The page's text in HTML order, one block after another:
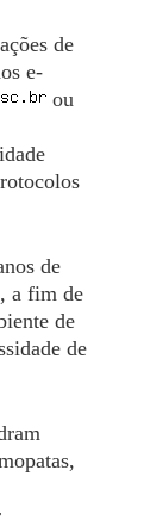
de
e-
ou
de
a fim de
de
de